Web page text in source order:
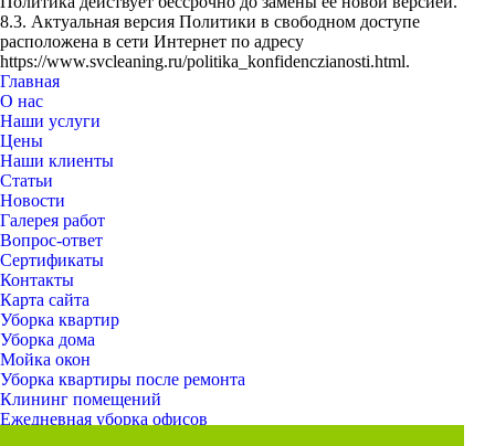
8.3. Актуальная версия Политики в свободном доступе
расположена в сети Интернет по адресу
https://www.svcleaning.ru/politika_konfidenczianosti.html.
Главная
О нас
Наши услуги
Цены
Наши клиенты
Статьи
Новости
Галерея работ
Вопрос-ответ
Сертификаты
Контакты
Карта сайта
Уборка квартир
Уборка дома
Мойка окон
Уборка квартиры после ремонта
Клининг помещений
Ежедневная уборка офисов